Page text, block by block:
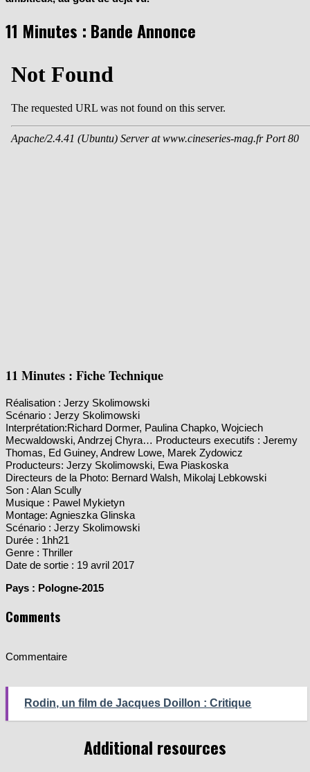
11 Minutes : Bande Annonce
11 Minutes : Fiche Technique
Réalisation : Jerzy Skolimowski
Scénario : Jerzy Skolimowski
Interprétation:Richard Dormer, Paulina Chapko, Wojciech
Mecwaldowski, Andrzej Chyra… Producteurs executifs : Jeremy
Thomas, Ed Guiney, Andrew Lowe, Marek Zydowicz
Producteurs: Jerzy Skolimowski, Ewa Piaskoska
Directeurs de la Photo: Bernard Walsh, Mikolaj Lebkowski
Son : Alan Scully
Musique : Pawel Mykietyn
Montage: Agnieszka Glinska
Scénario : Jerzy Skolimowski
Durée : 1hh21
Genre : Thriller
Date de sortie : 19 avril 2017
Pays : Pologne-2015
Comments
Commentaire
Rodin, un film de Jacques Doillon : Critique
Additional resources